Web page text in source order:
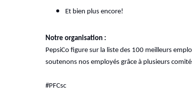
Et bien plus encore!
Notre organisation :
PepsiCo figure sur la liste des 100 meilleurs
soutenons nos employés grâce à plusieurs
#PFCsc